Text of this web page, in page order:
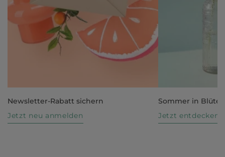
Newsletter-Rabatt sichern
Jetzt neu anmelden
Sommer in Blüte
Jetzt entdecken